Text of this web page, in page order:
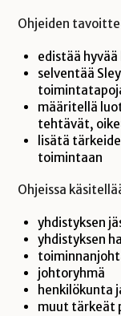
Ohjeiden
edistää hyvää
selventää
määritellä
tehtävät,
lisätä
toimintaan
Ohjeissa
yhdistyksen
yhdistyksen
johtoryhmä
henkilökunta
muut tärkeät